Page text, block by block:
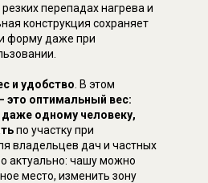
перепадах нагрева и
конструкция сохраняет
форму даже при
и удобство . В этом
это оптимальный вес:
даже одному человеку,
по участку при
владельцев дач и частных
актуально: чашу можно
место, изменить зону